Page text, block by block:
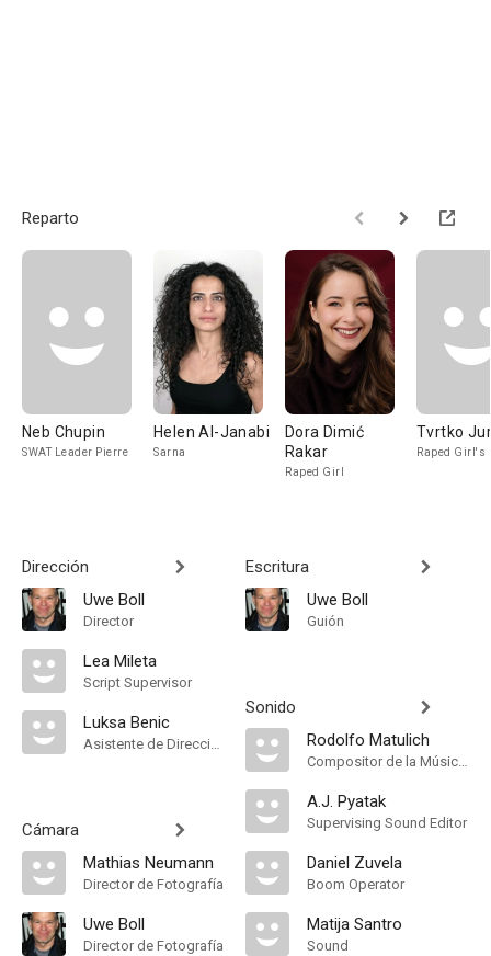
Reparto
Neb Chupin
SWAT Leader Pierre
Helen Al-Janabi
Sarna
Dora Dimić
Rakar
Raped Girl
Tvrtko
Raped Girl's
Dirección
Uwe Boll
Director
Lea Mileta
Script Supervisor
Luksa Benic
Asistente de Dirección, Second Assistant Director
Cámara
Mathias Neumann
Director de Fotografía
Uwe Boll
Director de Fotografía
Escritura
Uwe Boll
Guión
Sonido
Rodolfo Matulich
Compositor de la Música Original
A.J. Pyatak
Supervising Sound Editor
Daniel Zuvela
Boom Operator
Matija Santro
Sound